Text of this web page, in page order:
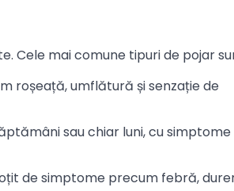
Cele mai comune tipuri de pojar
roșeață, umflătură și senzație de
sau chiar luni, cu simptome
de simptome precum febră,